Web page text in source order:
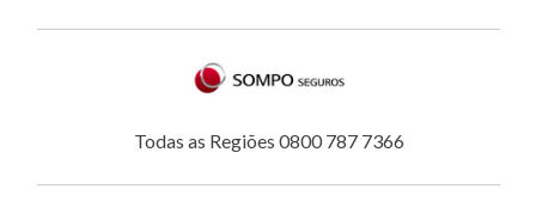
Todas as Regiões 0800 787 7366